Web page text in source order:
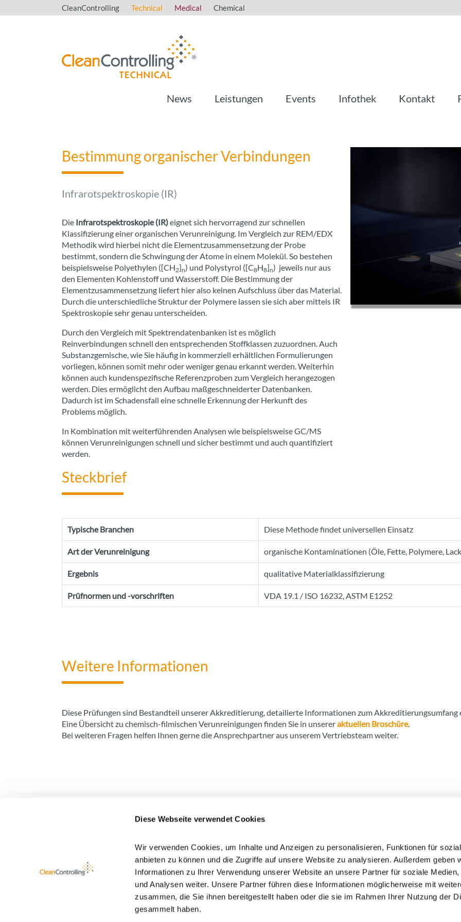
Diese Webseite verwendet Cookies
Wir verwenden Cookies, um Inhalte und Anzeigen zu personalisieren, Funktionen für
anbieten zu können und die Zugriffe auf unsere Website zu analysieren. Außerdem geben
Informationen zu Ihrer Verwendung unserer Website an unsere Partner für soziale Medien,
und Analysen weiter. Unsere Partner führen diese Informationen möglicherweise mit
zusammen, die Sie ihnen bereitgestellt haben oder die sie im Rahmen Ihrer Nutzung der
gesammelt haben.
CleanControlling Technical Medical Chemical
News Leistungen Events Infothek Kontakt
Bestimmung organischer Verbindungen
Infrarotspektroskopie (IR)
Die Infrarotspektroskopie (IR)eignet sich hervorragend zur schnellen
Klassifizierung einer organischen Verunreinigung. Im Vergleich zur REM/EDX
Methodik wird hierbei nicht die Elementzusammensetzung der Probe
bestimmt, sondern die Schwingung der Atome in einem Molekül. So bestehen
beispielsweise Polyethylen ([CH2]n) und Polystyrol ([C8H8]n) jeweils nur aus
den Elementen Kohlenstoff und Wasserstoff. Die Bestimmung der
Elementzusammensetzung liefert hier also keinen Aufschluss über das Material.
Durch die unterschiedliche Struktur der Polymere lassen sie sich aber mittels IR
Spektroskopie sehr genau unterscheiden.
Durch den Vergleich mit Spektrendatenbanken ist es möglich
Reinverbindungen schnell den entsprechenden Stoffklassen zuzuordnen. Auch
Substanzgemische, wie Sie häufig in kommerziell erhältlichen Formulierungen
vorliegen, können somit mehr oder weniger genau erkannt werden. Weiterhin
können auch kundenspezifische Referenzproben zum Vergleich herangezogen
werden. Dies ermöglicht den Aufbau maßgeschneiderter Datenbanken.
Dadurch ist im Schadensfall eine schnelle Erkennung der Herkunft des
Problems möglich.
In Kombination mit weiterführenden Analysen wie beispielsweise GC/MS
können Verunreinigungen schnell und sicher bestimmt und auch quantifiziert
werden.
Steckbrief
Typische Branchen Diese Methode findet universellen Einsatz
Art der Verunreinigung organische Kontaminationen (Öle, Fette, Polymere,
Ergebnis qualitative Materialklassifizierung
Prüfnormen und -vorschriften VDA 19.1 / ISO 16232, ASTM E1252
Weitere Informationen
Diese Prüfungen sind Bestandteil unserer Akkreditierung, detailierte Informationen zum Akkreditierungsumfang
Eine Übersicht zu chemisch-filmischen Verunreinigungen finden Sie in unsereraktuellen Broschüre.
Bei weiteren Fragen helfen Ihnen gerne die Ansprechpartner aus unserem Vertriebsteam weiter.
Newsletter Anmeldung
Mehr Informationen zu unserem Newsletter finden Sie hier!
Ich bin damit
Newsletters genutzt